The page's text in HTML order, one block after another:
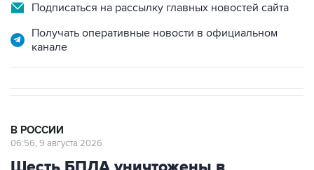
Подписаться на рассылку главных новостей сайта
Получать оперативные новости в официальном
канале
В РОССИИ
06:56, 9 августа 2026